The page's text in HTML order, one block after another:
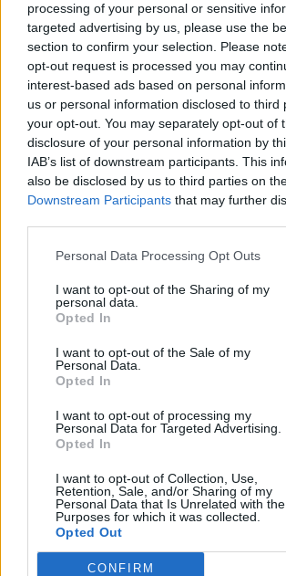
processing of your personal or sensitive
targeted advertising by us, please use the
section to confirm your selection. Please
opt-out request is processed you may
interest-based ads based on personal
us or personal information disclosed to third
your opt-out. You may separately opt-out of
disclosure of your personal information by
IAB’s list of downstream participants. This
also be disclosed by us to third parties on
Downstream Participants that may further
Personal Data Processing Opt Outs
I want to opt-out of the Sharing of my
personal data.
Opted In
I want to opt-out of the Sale of my
Personal Data.
Opted In
I want to opt-out of processing my
Personal Data for Targeted Advertising.
Opted In
I want to opt-out of Collection, Use,
Retention, Sale, and/or Sharing of my
Personal Data that Is Unrelated with the
Purposes for which it was collected.
Opted Out
CONFIRM
http://www.dailymail.co.uk
Facebook
Twitter